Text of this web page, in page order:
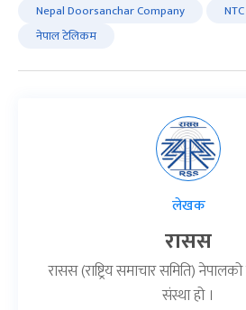
Nepal Doorsanchar Company NTC
नेपाल टेलिकम
लेखक
रासस
रासस (राष्ट्रिय समाचार समिति)
संस्था हो ।